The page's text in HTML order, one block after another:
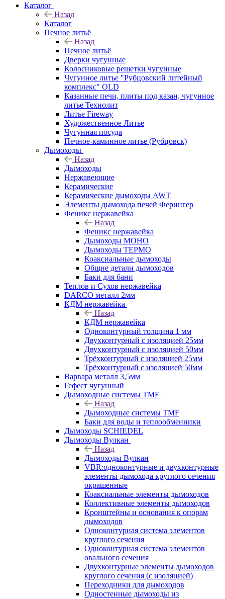
Каталог
Назад
Каталог
Печное литьё
Назад
Печное литьё
Дверки чугунные
Колосниковые решетки чугунные
Чугунное литье "Рубцовский литейный
комплекс" OLD
Казанные печи, плиты под казан, чугунное
литье Технолит
Литье Fireway
Художественное Литье
Чугунная посуда
Печное-каминное литье (Рубцовск)
Дымоходы
Назад
Дымоходы
Нержавеющие
Керамические
Керамические дымоходы AWT
Элементы дымохода печей Ферингер
Феникс нержавейка
Назад
Феникс нержавейка
Дымоходы МОНО
Дымоходы ТЕРМО
Коаксиальные дымоходы
Общие детали дымоходов
Баки для бани
Теплов и Сухов нержавейка
DARCO металл 2мм
КДМ нержавейка
Назад
КДМ нержавейка
Одноконтурный толщина 1 мм
Двухконтурный с изоляцией 25мм
Двухконтурный с изоляцией 50мм
Трёхконтурный с изоляцией 25мм
Трёхконтурный с изоляцией 50мм
Варвара металл 3,5мм
Гефест чугунный
Дымоходные системы TMF
Назад
Дымоходные системы TMF
Баки для воды и теплообменники
Дымоходы SCHIEDEL
Дымоходы Вулкан
Назад
Дымоходы Вулкан
VBR:одноконтурные и двухконтурные
элементы дымохода круглого сечения
окрашенные
Коаксиальные элементы дымоходов
Коллективные элементы дымоходов
Кронштейны и основания к опорам
дымоходов
Одноконтурная система элементов
круглого сечения
Одноконтурная система элементов
овального сечения
Двухконтурные элементы дымоходов
круглого сечения (с изоляцией)
Переходники для дымоходов
Одностенные дымоходы из